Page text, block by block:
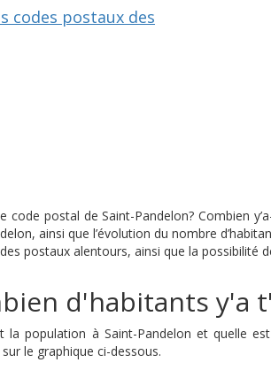
codes postaux des
code postal de Saint-Pandelon? Combien
ainsi que l’évolution du nombre
postaux alentours, ainsi que la possibilité
d'habitants y'a
la population à Saint-Pandelon et quelle
le graphique ci-dessous.